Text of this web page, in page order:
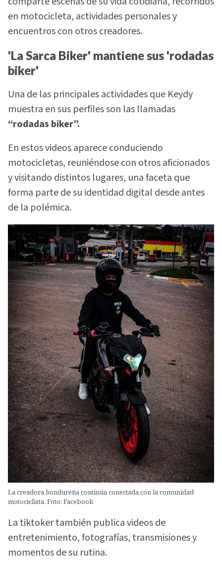
en motocicleta, actividades personales y
encuentros con otros creadores.
'La Sarca Biker' mantiene sus 'rodadas
biker'
Una de las principales actividades que Keydy
muestra en sus perfiles son las llamadas
“rodadas biker”.
En estos videos aparece conduciendo
motocicletas, reuniéndose con otros aficionados
y visitando distintos lugares, una faceta que
forma parte de su identidad digital desde antes
de la polémica.
La creadora hondureña continúa conectada con la comunidad
motociclista. Foto: Facebook
La tiktoker también publica videos de
entretenimiento, fotografías, transmisiones y
momentos de su rutina.